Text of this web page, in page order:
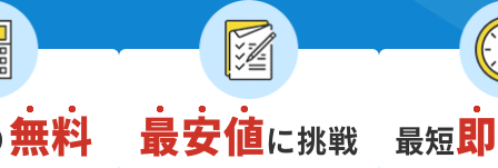
無料 最安値に挑戦 最短